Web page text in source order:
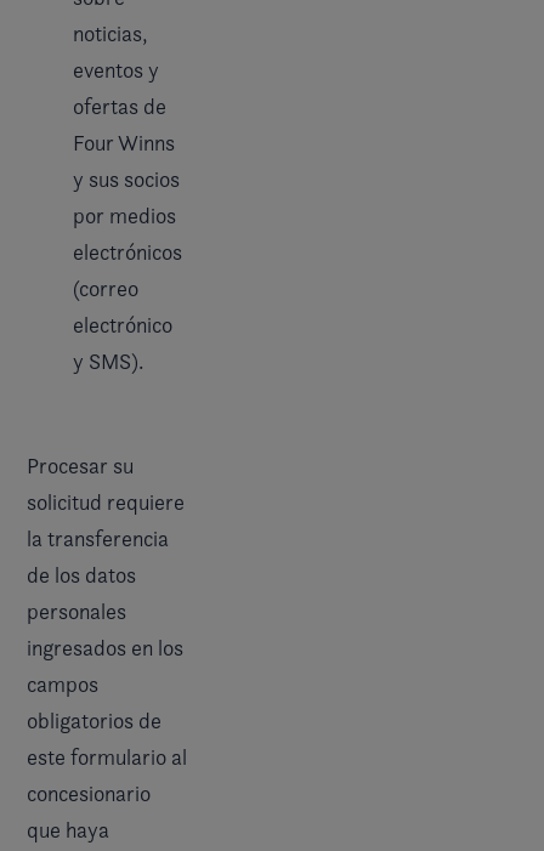
noticias,
eventos y
ofertas de
Four Winns
y sus socios
por medios
electrónicos
(correo
electrónico
y SMS).
Procesar su
solicitud requiere
la transferencia
de los datos
personales
ingresados en los
campos
obligatorios de
este formulario al
concesionario
que haya